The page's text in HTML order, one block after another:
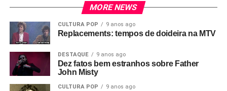
MORE NEWS
CULTURA POP 9 anos ago
Replacements: tempos de doideira na MTV
DESTAQUE 9 anos ago
Dez fatos bem estranhos sobre Father
John Misty
CULTURA POP 9 anos ago